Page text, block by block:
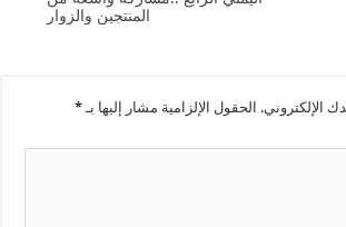
المنتجين والزوار
الإلكتروني. الحقول الإلزامية مشار إليها بـ*